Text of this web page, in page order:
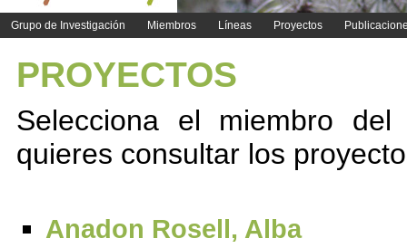
Grupo de Investigación Miembros Líneas Proyectos
PROYECTOS
Selecciona el miembro
quieres consultar los
Anadon Rosell, Alba